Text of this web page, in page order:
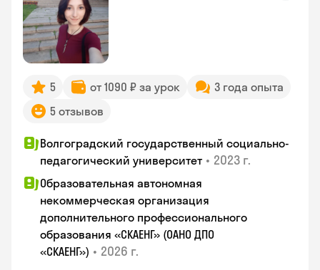
5 от 1090 ₽ за урок
3 года опыта
5 отзывов
Волгоградский государственный социально-
педагогический университет • 2023 г.
Образовательная автономная
некоммерческая организация
дополнительного профессионального
образования «СКАЕНГ» (ОАНО ДПО
«СКАЕНГ») • 2026 г.